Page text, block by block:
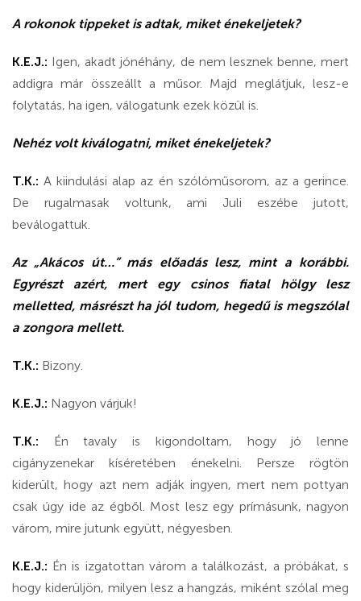
A rokonok tippeket is adtak, miket énekeljetek?
K.E.J.: Igen, akadt jónéhány, de nem lesznek benne, mert
addigra már összeállt a műsor. Majd meglátjuk, lesz-e
folytatás, ha igen, válogatunk ezek közül is.
Nehéz volt kiválogatni, miket énekeljetek?
T.K.: A kiindulási alap az én szólóműsorom, az a gerince.
De rugalmasak voltunk, ami Juli eszébe jutott,
beválogattuk.
Az „Akácos út…” más előadás lesz, mint a korábbi.
Egyrészt azért, mert egy csinos fiatal hölgy lesz
melletted, másrészt ha jól tudom, hegedű is megszólal
a zongora mellett.
T.K.: Bizony.
K.E.J.: Nagyon várjuk!
T.K.: Én tavaly is kigondoltam, hogy jó lenne
cigányzenekar kíséretében énekelni. Persze rögtön
kiderült, hogy azt nem adják ingyen, mert nem pottyan
csak úgy ide az égből. Most lesz egy prímásunk, nagyon
várom, mire jutunk együtt, négyesben.
K.E.J.: Én is izgatottan várom a találkozást, a próbákat, s
hogy kiderüljön, milyen lesz a hangzás, miként szólal meg